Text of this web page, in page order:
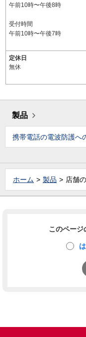
午前10時〜午後8時
受付時間
午前10時〜午後7時
定休日
無休
製品
携帯電話の電波防護へ
ホーム 製品 店舗
このページ